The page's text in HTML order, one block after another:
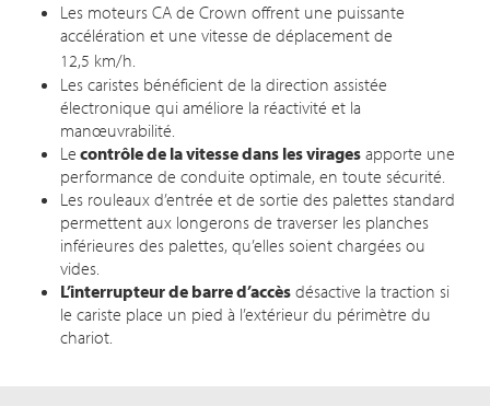
Les moteurs CA de Crown offrent une puissante
accélération et une vitesse de déplacement de
12,5 km/h.
Les caristes bénéficient de la direction assistée
électronique qui améliore la réactivité et la
manœuvrabilité.
Le contrôle de la vitesse dans les virages apporte une
performance de conduite optimale, en toute sécurité.
Les rouleaux d’entrée et de sortie des palettes standard
permettent aux longerons de traverser les planches
inférieures des palettes, qu’elles soient chargées ou
vides.
L’interrupteur de barre d’accès désactive la traction si
le cariste place un pied à l’extérieur du périmètre du
chariot.